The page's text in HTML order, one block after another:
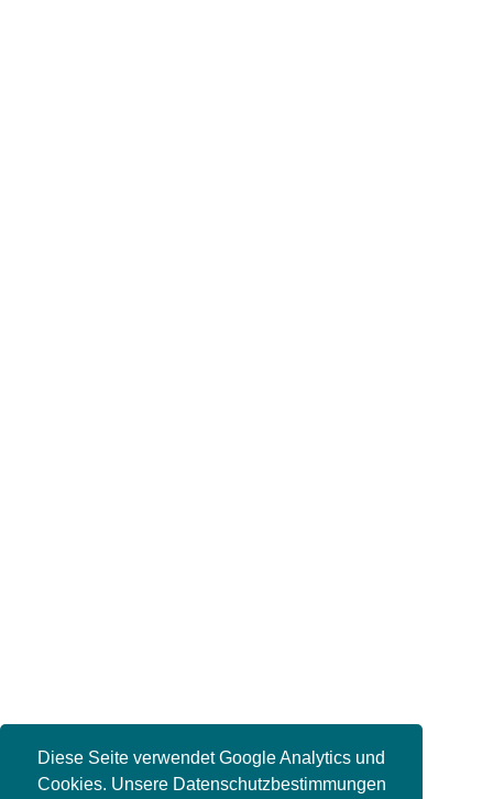
Diese Seite verwendet Google Analytics und
Cookies. Unsere Datenschutzbestimmungen